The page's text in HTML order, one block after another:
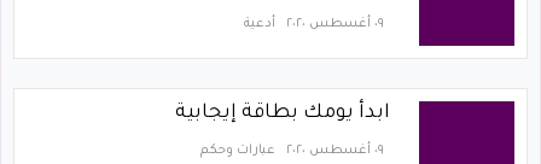
٠٩ أغسطس ٢٠٢٠ أدعية
ابدأ يومك بطاقة إيجابية
٠٩ أغسطس ٢٠٢٠ عبارات وحكم